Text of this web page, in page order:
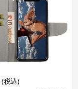
(税込)